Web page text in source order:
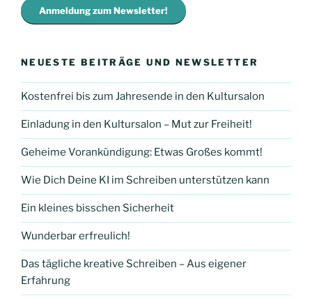
Anmeldung zum Newsletter!
NEUESTE BEITRÄGE UND NEWSLETTER
Kostenfrei bis zum Jahresende in den Kultursalon
Einladung in den Kultursalon – Mut zur Freiheit!
Geheime Vorankündigung: Etwas Großes kommt!
Wie Dich Deine KI im Schreiben unterstützen kann
Ein kleines bisschen Sicherheit
Wunderbar erfreulich!
Das tägliche kreative Schreiben – Aus eigener
Erfahrung